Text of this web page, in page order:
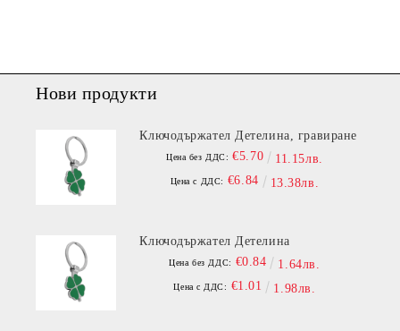
Нови продукти
Ключодържател Детелина, гравиране
Цена без ДДС: €5.70 11.15лв.
Цена с ДДС: €6.84 13.38лв.
Ключодържател Детелина
Цена без ДДС: €0.84 1.64лв.
Цена с ДДС: €1.01 1.98лв.